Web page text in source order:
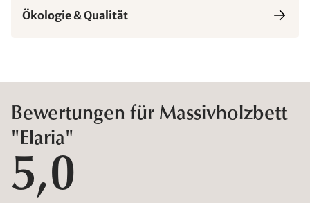
Ökologie & Qualität
Bewertungen für Massivholzbett
"Elaria"
5,0